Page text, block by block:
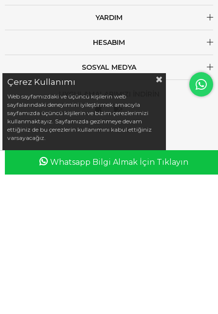
YARDIM
HESABIM
SOSYAL MEDYA
UYGULAMALARIMIZI İNDİRİN
iletisim@esswaap.com
Whatsapp Bilgi Almak İçin Tıklayın
Çerez Kullanımı
Web sayfamızdaki ve üçüncü kişilerin web
sayfalarındaki deneyimini iyileştirmek amacıyla
sayfamızda üçüncü kişilerin ve bizim çerezlerimizi
kullanmaktayız. Sayfamızda gezinmeye devam
ettiğiniz de bu çerezlerin kullanımını kabul ettiğiniz
varsayacağız.
Anasayfa Favorilerim Sepetim Üye Girişi